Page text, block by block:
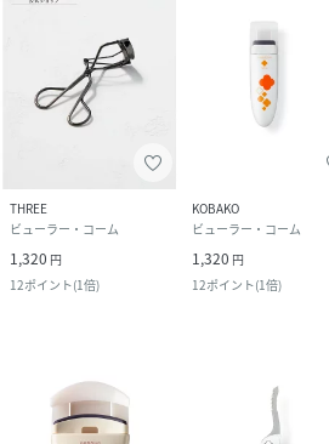
THREE
ビューラー・コーム
1,320 円
12ポイント(1倍)
KOBAKO
ビューラー・コーム
1,320 円
12ポイント(1倍)